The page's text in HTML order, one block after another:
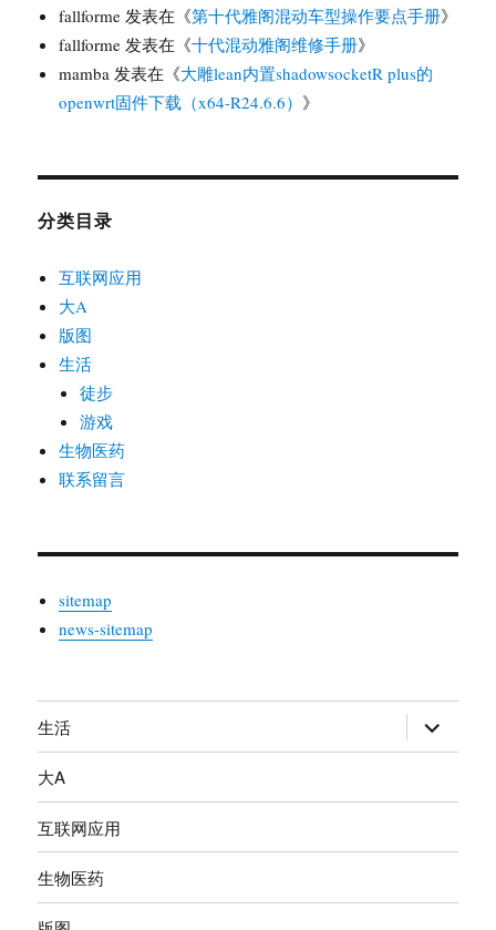
fallforme 发表在《第十代雅阁混动车型操作要点手册》
fallforme 发表在《十代混动雅阁维修手册》
mamba 发表在《大雕lean内置shadowsocketR plus的
openwrt固件下载（x64-R24.6.6） 》
分类目录
互联网应用
大A
版图
生活
徒步
游戏
生物医药
联系留言
sitemap
news-sitemap
生活
开
大A
互联网应用
生物医药